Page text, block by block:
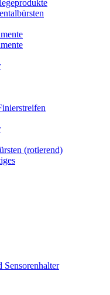
(rotierend)